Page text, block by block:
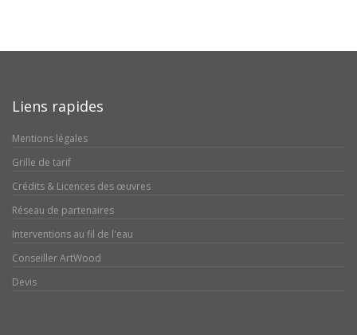
Liens rapides
Mentions légales
Grille de tarif
Crédits & Licences des œuvres
Réseau de partenaires
Interventions au fil de l'eau
Conseiller ArtWood
Devis